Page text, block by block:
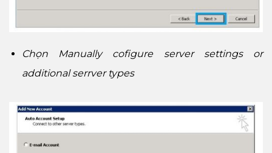
Chọn Manually cofigure server settings or
additional serrver types